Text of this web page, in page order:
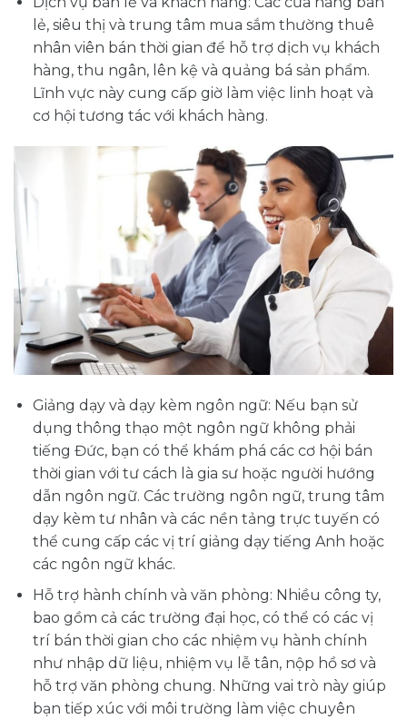
lẻ, siêu thị và trung tâm mua sắm thường thuê
nhân viên bán thời gian để hỗ trợ dịch vụ khách
hàng, thu ngân, lên kệ và quảng bá sản phẩm.
Lĩnh vực này cung cấp giờ làm việc linh hoạt và
cơ hội tương tác với khách hàng.
Giảng dạy và dạy kèm ngôn ngữ: Nếu bạn sử
dụng thông thạo một ngôn ngữ không phải
tiếng Đức, bạn có thể khám phá các cơ hội bán
thời gian với tư cách là gia sư hoặc người hướng
dẫn ngôn ngữ. Các trường ngôn ngữ, trung tâm
dạy kèm tư nhân và các nền tảng trực tuyến có
thể cung cấp các vị trí giảng dạy tiếng Anh hoặc
các ngôn ngữ khác.
Hỗ trợ hành chính và văn phòng: Nhiều công ty,
bao gồm cả các trường đại học, có thể có các vị
trí bán thời gian cho các nhiệm vụ hành chính
như nhập dữ liệu, nhiệm vụ lễ tân, nộp hồ sơ và
hỗ trợ văn phòng chung. Những vai trò này giúp
bạn tiếp xúc với môi trường làm việc chuyên